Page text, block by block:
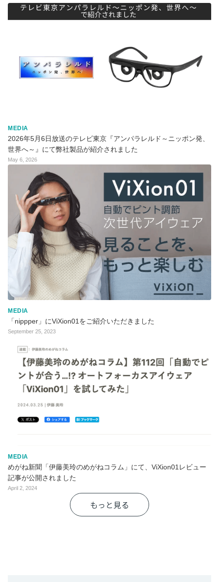
MEDIA
2026年5月6日放送のテレビ東京『アンパラレルド～ニッポン発、
世界へ～』にて弊社製品が紹介されました
May 6, 2026
MEDIA
「nippper」にViXion01をご紹介いただきました
September 25, 2023
MEDIA
めがね新聞「伊藤美玲のめがねコラム」にて、ViXion01レビュー
記事が公開されました
April 2, 2024
もっと見る